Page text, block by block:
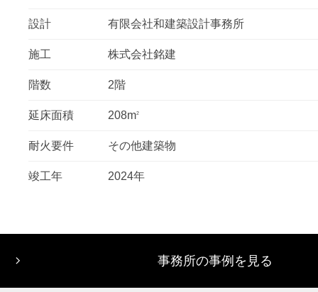
設計 有限会社和建築設計事務所
施工 株式会社銘建
階数 2階
延床面積 208m2
耐火要件 その他建築物
竣工年 2024年
事務所の事例を見る